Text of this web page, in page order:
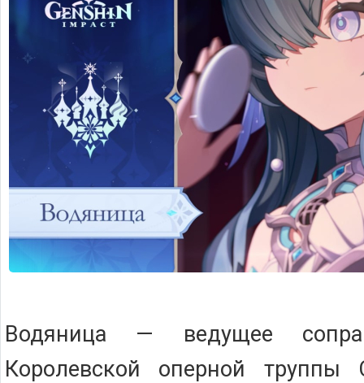
Водяница — ведущее
Королевской оперной труппы